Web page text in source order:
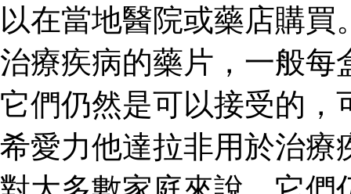
以在當地醫院或藥店購買
治療疾病的藥片，一般每
它們仍然是可以接受的，
希愛力他達拉非用於治療